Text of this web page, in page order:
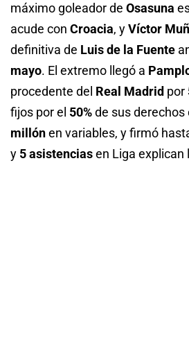
máximo goleador de Osasuna
acude con Croacia, yVíctor
definitiva de Luis de la Fuente
mayo. El extremo llegó a
procedente del Real Madrid por
fijos por el 50%de sus
millónen variables, y firmó
y 5 asistenciasen Liga explican